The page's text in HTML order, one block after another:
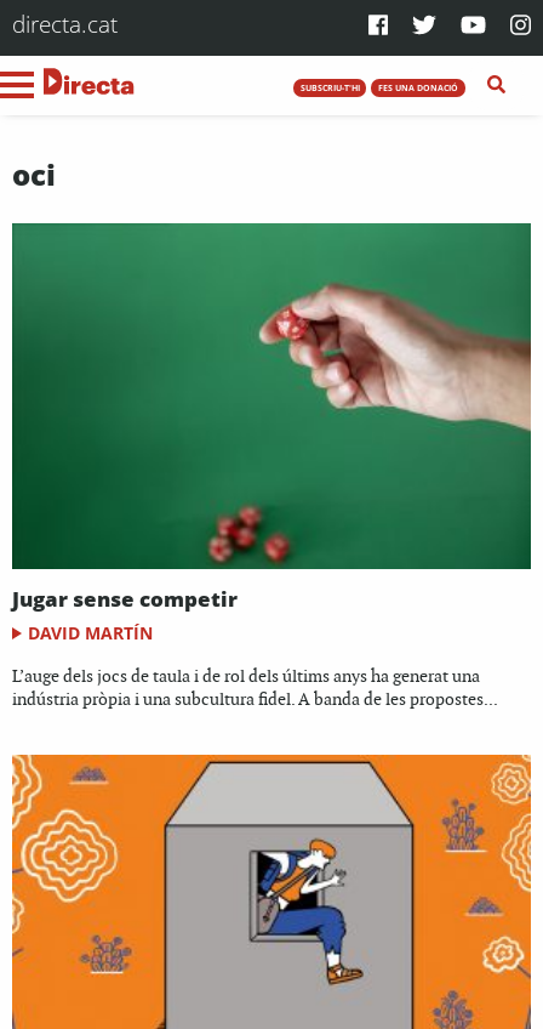
directa.cat
SUBSCRIU-T'HI FES UNA DONACIÓ
oci
Jugar sense competir
DAVID MARTÍN
L’auge dels jocs de taula i de rol dels últims anys ha generat una
indústria pròpia i una subcultura fidel. A banda de les propostes...